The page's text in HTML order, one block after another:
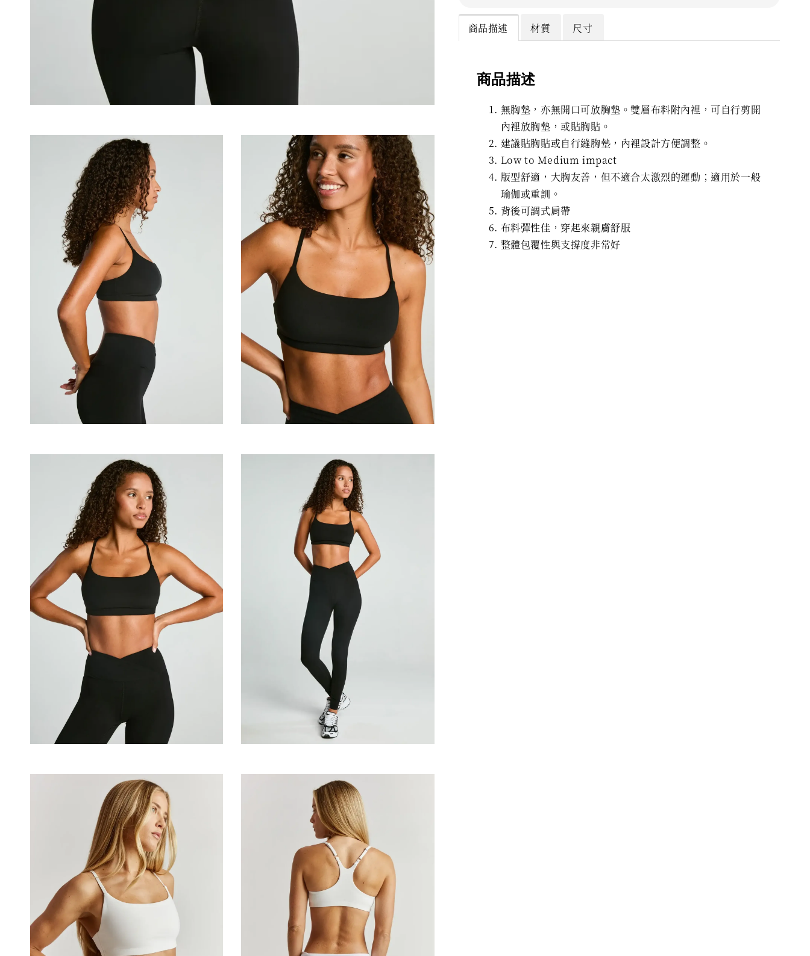
商品描述 材質 尺寸
商品描述
無胸墊，亦無開口可放胸墊。雙層布料附內裡，可自行剪開
內裡放胸墊，或貼胸貼。
建議貼胸貼或自行縫胸墊，內裡設計方便調整。
Low to Medium impact
版型舒適，大胸友善，但不適合太激烈的運動；適用於一般
瑜伽或重訓。
背後可調式肩帶
布料彈性佳，穿起來親膚舒服
整體包覆性與支撐度非常好